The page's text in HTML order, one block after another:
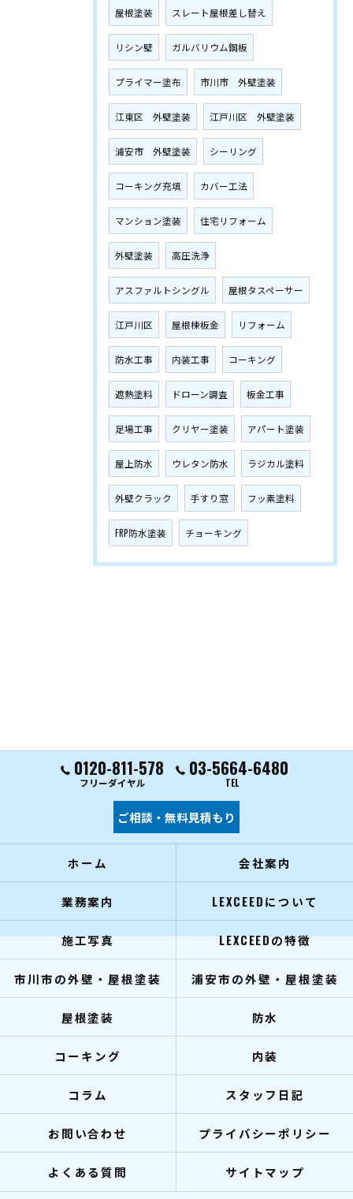
屋根塗装 スレート屋根差し替え
リシン壁 ガルバリウム鋼板
プライマー塗布 市川市 外壁塗装
江東区 外壁塗装 江戸川区 外壁塗装
浦安市 外壁塗装 シーリング
コーキング充填 カバー工法
マンション塗装 住宅リフォーム
外壁塗装 高圧洗浄
アスファルトシングル 屋根タスペーサー
江戸川区 屋根棟板金 リフォーム
防水工事 内装工事 コーキング
遮熱塗料 ドローン調査 板金工事
足場工事 クリヤー塗装 アパート塗装
屋上防水 ウレタン防水 ラジカル塗料
外壁クラック 手すり窓 フッ素塗料
FRP防水塗装 チョーキング
0120-811-578
フリーダイヤル
03-5664-6480
TEL
ご相談・無料見積もり
ホーム 会社案内
業務案内 LEXCEEDについて
施工写真 LEXCEEDの特徴
市川市の外壁・屋根塗装 浦安市の外壁・屋根塗装
屋根塗装 防水
コーキング 内装
コラム スタッフ日記
お問い合わせ プライバシーポリシー
よくある質問 サイトマップ